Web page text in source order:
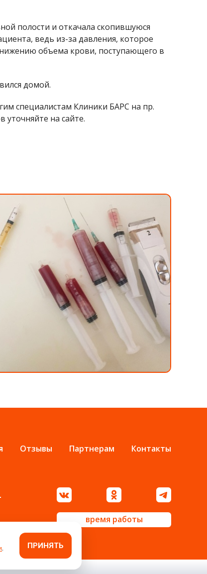
полости и откачала скопившуюся
ведь из-за давления, которое
объема крови, поступающего в
домой.
специалистам Клиники БАРС на пр.
уточняйте на сайте.
Отзывы Партнерам Контакты
время работы
.
ПРИНЯТЬ